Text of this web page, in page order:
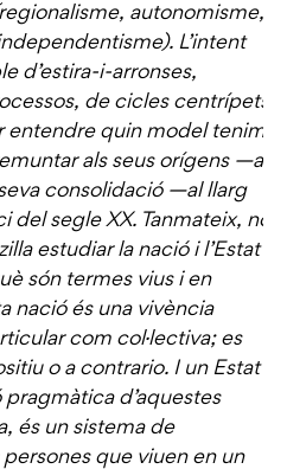
autonomisme,
L’intent
d’estira-i-arronses,
de cicles centrípets
entendre quin model tenim
als seus orígens —al
consolidació —al llarg
del segle XX. Tanmateix, no
estudiar la nació i l’Estat
són termes vius i en
nació és una vivència
com col·lectiva; es
o a contrario. I un Estat
d’aquestes
és un sistema de
que viuen en un